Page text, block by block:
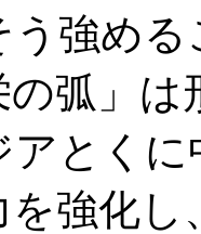
う強め
弧」
アとく
強化